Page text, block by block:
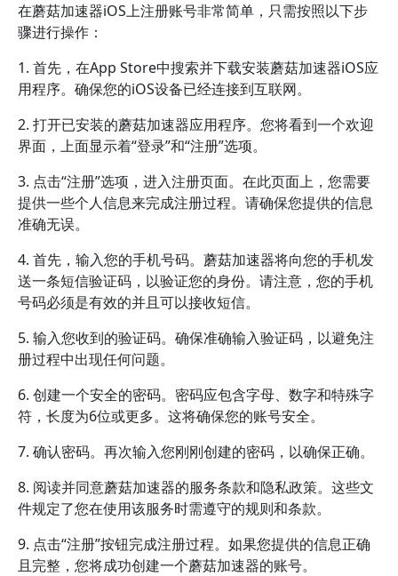
在蘑菇加速器iOS上注册账号非常简单，只需按照以下步
骤进行操作：
1. 首先，在App Store中搜索并下载安装蘑菇加速器iOS应
用程序。确保您的iOS设备已经连接到互联网。
2. 打开已安装的蘑菇加速器应用程序。您将看到一个欢迎
界面，上面显示着“登录”和“注册”选项。
3. 点击“注册”选项，进入注册页面。在此页面上，您需要
提供一些个人信息来完成注册过程。请确保您提供的信息
准确无误。
4. 首先，输入您的手机号码。蘑菇加速器将向您的手机发
送一条短信验证码，以验证您的身份。请注意，您的手机
号码必须是有效的并且可以接收短信。
5. 输入您收到的验证码。确保准确输入验证码，以避免注
册过程中出现任何问题。
6. 创建一个安全的密码。密码应包含字母、数字和特殊字
符，长度为6位或更多。这将确保您的账号安全。
7. 确认密码。再次输入您刚刚创建的密码，以确保正确。
8. 阅读并同意蘑菇加速器的服务条款和隐私政策。这些文
件规定了您在使用该服务时需遵守的规则和条款。
9. 点击“注册”按钮完成注册过程。如果您提供的信息正确
且完整，您将成功创建一个蘑菇加速器的账号。